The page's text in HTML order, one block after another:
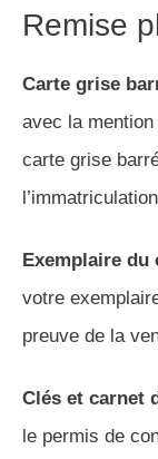
Remise
Carte grise
avec la
carte grise
Exemplaire
votre
preuve de la
Clés et carnet
le permis de